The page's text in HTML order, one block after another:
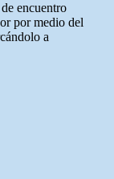
encuentro
por medio del
a